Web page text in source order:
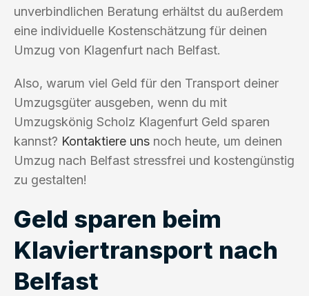
unverbindlichen Beratung erhältst du außerdem
eine individuelle Kostenschätzung für deinen
Umzug von Klagenfurt nach Belfast.
Also, warum viel Geld für den Transport deiner
Umzugsgüter ausgeben, wenn du mit
Umzugskönig Scholz Klagenfurt Geld sparen
kannst? Kontaktiere uns noch heute, um deinen
Umzug nach Belfast stressfrei und kostengünstig
zu gestalten!
Geld sparen beim
Klaviertransport nach
Belfast